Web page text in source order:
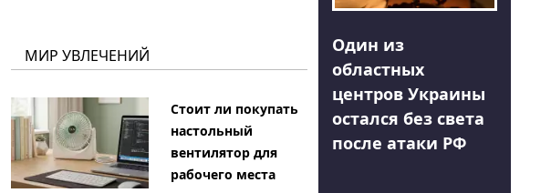
МИР УВЛЕЧЕНИЙ
Стоит ли покупать
настольный
вентилятор для
рабочего места
Один из
областных
центров Украины
остался без света
после атаки РФ